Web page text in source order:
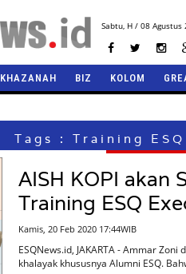
Sabtu,H / 08 Agustus
KHAZANAH BIZ KOLOM
Tags : Training
AISH KOPI akan
Training ESQ
Kamis, 20 Feb 2020 17:44WIB
ESQNews.id, JAKARTA - Ammar
khalayak khususnya Alumni ESQ.